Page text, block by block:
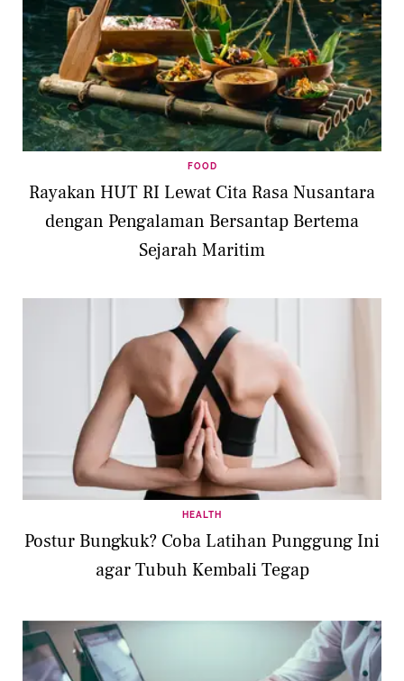
FOOD
Rayakan HUT RI Lewat Cita Rasa Nusantara
dengan Pengalaman Bersantap Bertema
Sejarah Maritim
HEALTH
Postur Bungkuk? Coba Latihan Punggung Ini
agar Tubuh Kembali Tegap